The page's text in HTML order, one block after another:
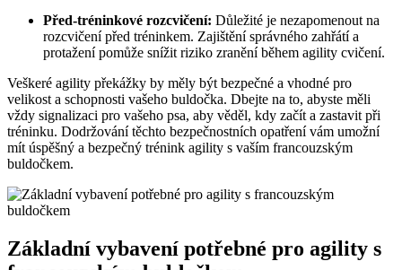
Před-tréninkové rozcvičení: Důležité je nezapomenout na
rozcvičení před tréninkem. Zajištění správného zahřátí a
protažení pomůže snížit riziko zranění během agility cvičení.
Veškeré agility překážky by měly být bezpečné a vhodné pro
velikost a schopnosti vašeho buldočka. Dbejte na to, abyste měli
vždy signalizaci pro vašeho psa, aby věděl, kdy začít a zastavit při
tréninku. Dodržování těchto bezpečnostních opatření vám umožní
mít úspěšný a bezpečný trénink agility s vaším francouzským
buldočkem.
Základní vybavení potřebné pro agility s